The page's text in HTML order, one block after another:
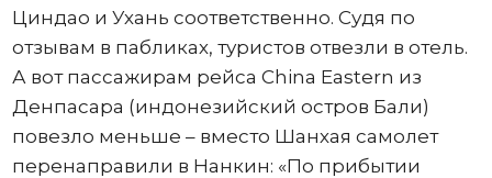
Циндао и Ухань соответственно. Судя по
отзывам в пабликах, туристов отвезли в отель.
А вот пассажирам рейса China Eastern из
Денпасара (индонезийский остров Бали)
повезло меньше – вместо Шанхая самолет
перенаправили в Нанкин: «По прибытии